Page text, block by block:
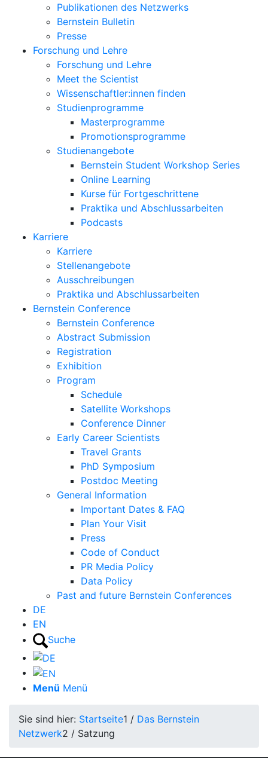
Publikationen des Netzwerks
Bernstein Bulletin
Presse
Forschung und Lehre
Forschung und Lehre
Meet the Scientist
Wissenschaftler:innen finden
Studienprogramme
Masterprogramme
Promotionsprogramme
Studienangebote
Bernstein Student Workshop Series
Online Learning
Kurse für Fortgeschrittene
Praktika und Abschlussarbeiten
Podcasts
Karriere
Karriere
Stellenangebote
Ausschreibungen
Praktika und Abschlussarbeiten
Bernstein Conference
Bernstein Conference
Abstract Submission
Registration
Exhibition
Program
Schedule
Satellite Workshops
Conference Dinner
Early Career Scientists
Travel Grants
PhD Symposium
Postdoc Meeting
General Information
Important Dates & FAQ
Plan Your Visit
Press
Code of Conduct
PR Media Policy
Data Policy
Past and future Bernstein Conferences
DE
EN
Suche
Menü Menü
Sie sind hier: Startseite1 / Das Bernstein
Netzwerk2 / Satzung